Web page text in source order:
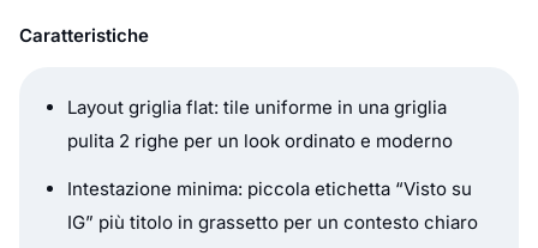
Caratteristiche
Layout griglia flat: tile uniforme in una griglia
pulita 2 righe per un look ordinato e moderno
Intestazione minima: piccola etichetta “Visto su
IG” più titolo in grassetto per un contesto chiaro